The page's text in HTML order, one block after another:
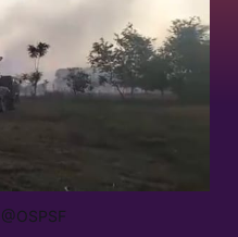
, @OSPSF